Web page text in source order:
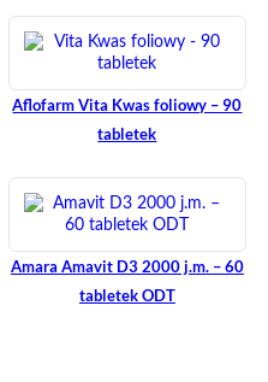
Aflofarm Vita Kwas foliowy – 90
tabletek
Amara Amavit D3 2000 j.m. – 60
tabletek ODT